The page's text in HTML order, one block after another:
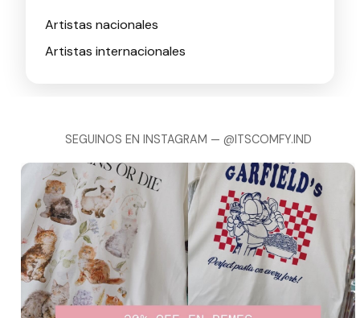
Artistas nacionales
Artistas internacionales
SEGUINOS EN INSTAGRAM — @ITSCOMFY.IND